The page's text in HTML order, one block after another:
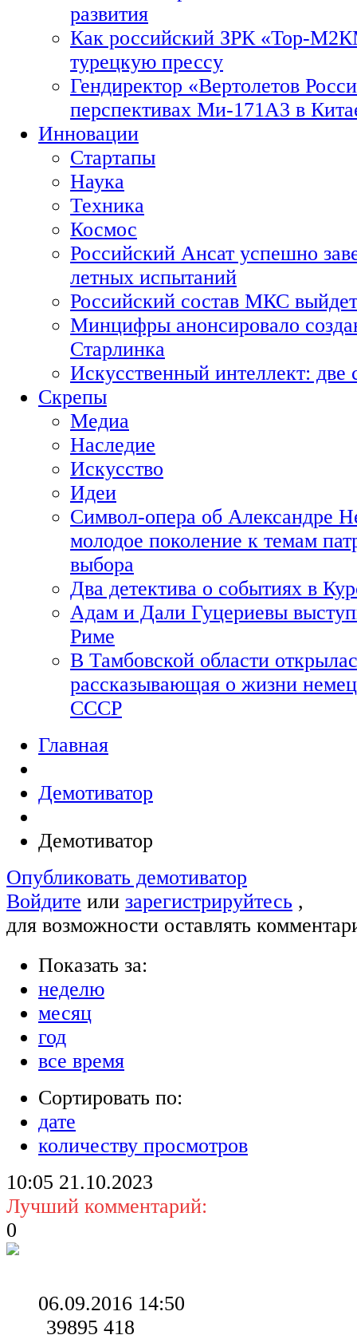
развития
Как российский ЗРК «Тор-
турецкую прессу
Гендиректор «Вертолетов
перспективах Ми-171А3 в
Инновации
Стартапы
Наука
Техника
Космос
Российский Ансат успешно
летных испытаний
Российский состав МКС
Минцифры анонсировало
Старлинка
Искусственный интеллект:
Скрепы
Медиа
Наследие
Искусство
Идеи
Символ-опера об Александре
молодое поколение к темам
выбора
Два детектива о событиях в
Адам и Дали Гуцериевы
Риме
В Тамбовской области
рассказывающая о жизни
СССР
Главная
Демотиватор
Демотиватор
Опубликовать демотиватор
Войдите или зарегистрируйтесь ,
для возможности оставлять
Показать за:
неделю
месяц
год
все время
Сортировать по:
дате
количеству просмотров
10:05 21.10.2023
Лучший комментарий:
0
06.09.2016 14:50
39895 418